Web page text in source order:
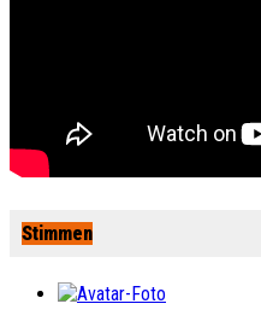
Stimmen